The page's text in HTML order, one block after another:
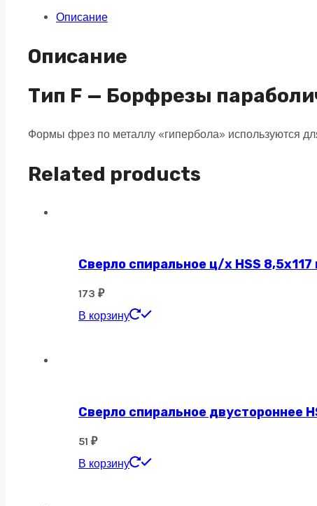
14х25
по
quantity
Описание
Описание
Тип F — Борфрезы
Формы фрез по металлу «гипербола» используются
Related products
Сверло спиральное ц/х HSS 8,5х117
173 ₽
В корзину
Сверло спиральное двустороннее
51 ₽
В корзину